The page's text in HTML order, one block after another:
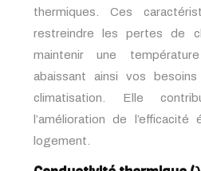
thermiques. Ces
restreindre les pertes de
maintenir une
abaissant ainsi vos
climatisation. Elle
l’amélioration de
logement.